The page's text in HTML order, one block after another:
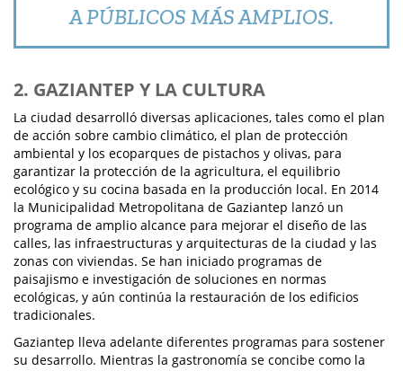
A PÚBLICOS MÁS AMPLIOS.
2. GAZIANTEP Y LA CULTURA
La ciudad desarrolló diversas aplicaciones, tales como el plan
de acción sobre cambio climático, el plan de protección
ambiental y los ecoparques de pistachos y olivas, para
garantizar la protección de la agricultura, el equilibrio
ecológico y su cocina basada en la producción local. En 2014
la Municipalidad Metropolitana de Gaziantep lanzó un
programa de amplio alcance para mejorar el diseño de las
calles, las infraestructuras y arquitecturas de la ciudad y las
zonas con viviendas. Se han iniciado programas de
paisajismo e investigación de soluciones en normas
ecológicas, y aún continúa la restauración de los edificios
tradicionales.
Gaziantep lleva adelante diferentes programas para sostener
su desarrollo. Mientras la gastronomía se concibe como la